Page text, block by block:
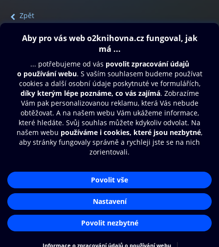
Zpět
Obsah ke stažení
Moje O2 Knihovna
Další zábava
© O2 Czech Republic a.s.
Přístupnost
Zásady zpracování osobních údajů
Nastavení cookies
Aplikace O2 Knihovna
Čti a poslouchej své e-knihy a
audioknihy rychleji a pohodlněji.